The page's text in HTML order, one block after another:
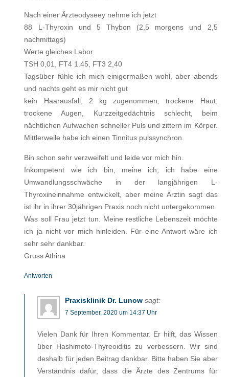
Nach einer Ärzteodyseey nehme ich jetzt
88 L-Thyroxin und 5 Thybon (2,5 morgens und 2,5
nachmittags)
Werte gleiches Labor
TSH 0,01, FT4 1.45, FT3 2,40
Tagsüber fühle ich mich einigermaßen wohl, aber abends
und nachts geht es mir nicht gut
kein Haarausfall, 2 kg zugenommen, trockene Haut,
trockene Augen, Kurzzeitgedächtnis schlecht, beim
nächtlichen Aufwachen schneller Puls und zittern im Körper.
Mittlerweile habe ich einen Tinnitus pulssynchron.
Bin schon sehr verzweifelt und leide vor mich hin.
Inkompetent wie ich bin, meine ich, ich habe eine
Umwandlungsschwäche in der langjährigen L-
Thyroxineinnahme entwickelt, aber meine Ärztin sagt das
ist ihr in ihrer 30jährigen Praxis noch nicht untergekommen.
Was soll Frau jetzt tun. Meine restliche Lebenszeit möchte
ich ja nicht vor mich hinleiden. Für eine Antwort wäre ich
sehr sehr dankbar.
Gruss Athina
Antworten
Praxisklinik Dr. Lunow sagt:
7 September, 2020 um 14:37 Uhr
Vielen Dank für Ihren Kommentar. Er hilft, das Wissen
über Hashimoto-Thyreoiditis zu verbessern. Wir sind
deshalb für jeden Beitrag dankbar. Bitte haben Sie aber
Verständnis dafür, dass die Ärzte des Zentrums für